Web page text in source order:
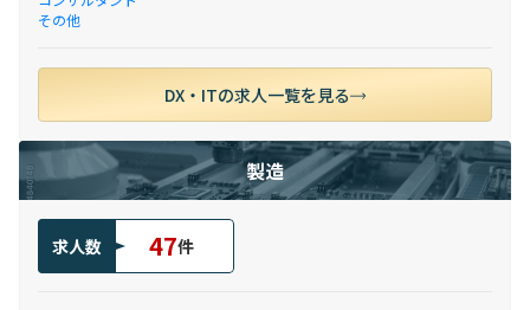
その他
DX・ITの求人一覧を見る
製造
求人数 47件